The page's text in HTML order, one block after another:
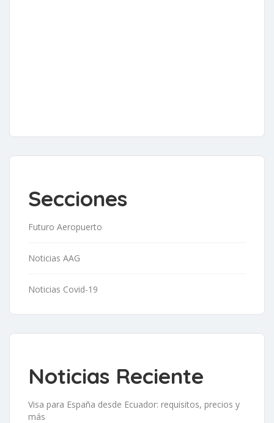
Secciones
Futuro Aeropuerto
Noticias AAG
Noticias Covid-19
Noticias Reciente
Visa para España desde Ecuador: requisitos, precios y
más